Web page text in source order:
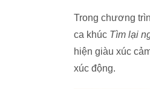
Trong chương
ca khúc Tìm lại
hiện giàu xúc
xúc động.